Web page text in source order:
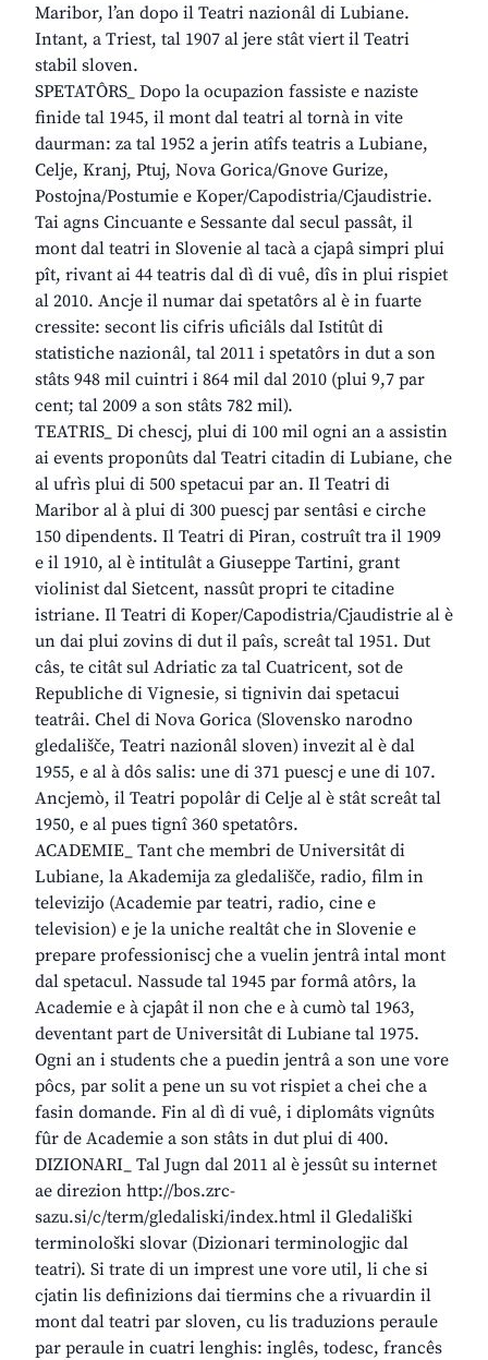
Maribor, l’an dopo il Teatri nazionâl di Lubiane.
Intant, a Triest, tal 1907 al jere stât viert il Teatri
stabil sloven.
SPETATÔRS_ Dopo la ocupazion fassiste e naziste
finide tal 1945, il mont dal teatri al tornà in vite
daurman: za tal 1952 a jerin atîfs teatris a Lubiane,
Celje, Kranj, Ptuj, Nova Gorica/Gnove Gurize,
Postojna/Postumie e Koper/Capodistria/Cjaudistrie.
Tai agns Cincuante e Sessante dal secul passât, il
mont dal teatri in Slovenie al tacà a cjapâ simpri plui
pît, rivant ai 44 teatris dal dì di vuê, dîs in plui rispiet
al 2010. Ancje il numar dai spetatôrs al è in fuarte
cressite: secont lis cifris uficiâls dal Istitût di
statistiche nazionâl, tal 2011 i spetatôrs in dut a son
stâts 948 mil cuintri i 864 mil dal 2010 (plui 9,7 par
cent; tal 2009 a son stâts 782 mil).
TEATRIS_ Di chescj, plui di 100 mil ogni an a assistin
ai events proponûts dal Teatri citadin di Lubiane, che
al ufrìs plui di 500 spetacui par an. Il Teatri di
Maribor al à plui di 300 puescj par sentâsi e cirche
150 dipendents. Il Teatri di Piran, costruît tra il 1909
e il 1910, al è intitulât a Giuseppe Tartini, grant
violinist dal Sietcent, nassût propri te citadine
istriane. Il Teatri di Koper/Capodistria/Cjaudistrie al è
un dai plui zovins di dut il paîs, screât tal 1951. Dut
câs, te citât sul Adriatic za tal Cuatricent, sot de
Republiche di Vignesie, si tignivin dai spetacui
teatrâi. Chel di Nova Gorica (Slovensko narodno
gledališče, Teatri nazionâl sloven) invezit al è dal
1955, e al à dôs salis: une di 371 puescj e une di 107.
Ancjemò, il Teatri popolâr di Celje al è stât screât tal
1950, e al pues tignî 360 spetatôrs.
ACADEMIE_ Tant che membri de Universitât di
Lubiane, la Akademija za gledališče, radio, film in
televizijo (Academie par teatri, radio, cine e
television) e je la uniche realtât che in Slovenie e
prepare professioniscj che a vuelin jentrâ intal mont
dal spetacul. Nassude tal 1945 par formâ atôrs, la
Academie e à cjapât il non che e à cumò tal 1963,
deventant part de Universitât di Lubiane tal 1975.
Ogni an i students che a puedin jentrâ a son une vore
pôcs, par solit a pene un su vot rispiet a chei che a
fasin domande. Fin al dì di vuê, i diplomâts vignûts
fûr de Academie a son stâts in dut plui di 400.
DIZIONARI_ Tal Jugn dal 2011 al è jessût su internet
ae direzion http://bos.zrc-
sazu.si/c/term/gledaliski/index.html il Gledališki
terminološki slovar (Dizionari terminologjic dal
teatri). Si trate di un imprest une vore util, li che si
cjatin lis definizions dai tiermins che a rivuardin il
mont dal teatri par sloven, cu lis traduzions peraule
par peraule in cuatri lenghis: inglês, todesc, francês